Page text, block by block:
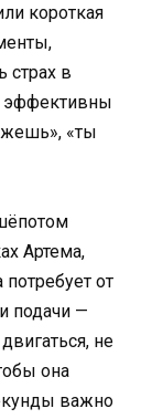
короткая
страх в
эффективны
«ты
Артема,
потребует от
подачи —
не
она
важно